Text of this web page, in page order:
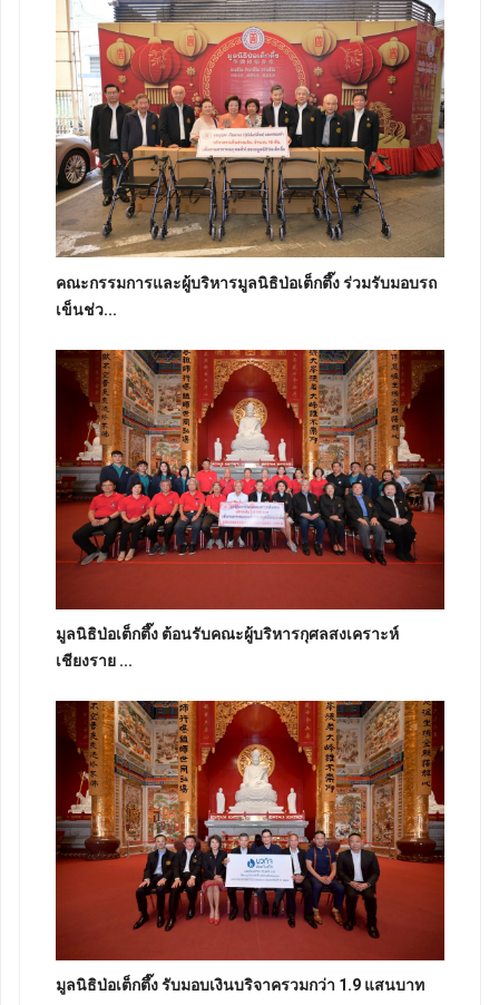
คณะกรรมการและผู้บริหารมูลนิธิป่อเต็กตึ๊ง ร่วมรับมอบรถ
เข็นช่ว...
มูลนิธิป่อเต็กตึ๊ง ต้อนรับคณะผู้บริหารกุศลสงเคราะห์
เชียงราย ...
มูลนิธิป่อเต็กตึ๊ง รับมอบเงินบริจาครวมกว่า 1.9 แสนบาท